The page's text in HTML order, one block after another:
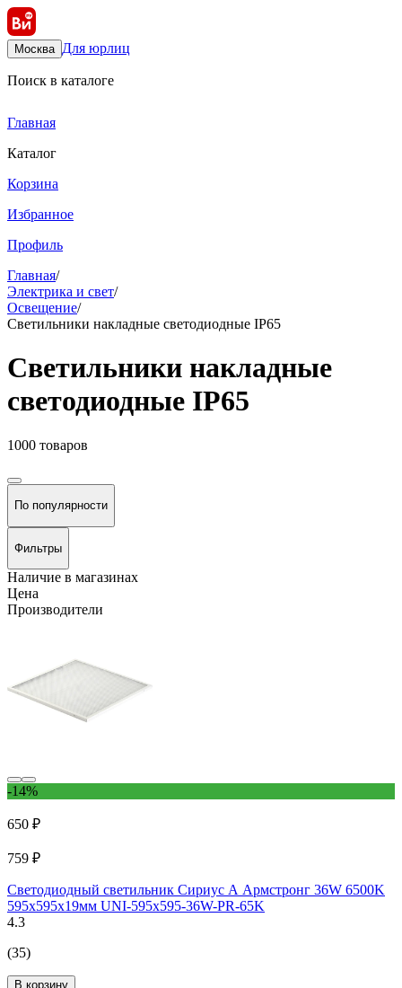
Москва Для юрлиц
Поиск в каталоге
Главная
Каталог
Корзина
Избранное
Профиль
Главная/
Электрика и свет/
Освещение/
Светильники накладные светодиодные IP65
Светильники накладные
светодиодные IP65
1000 товаров
По популярности
Фильтры
Наличие в магазинах
Цена
Производители
-14%
650 ₽
759 ₽
Светодиодный светильник Сириус А Армстронг 36W 6500K
595х595х19мм UNI-595x595-36W-PR-65K
4.3
(35)
В корзину